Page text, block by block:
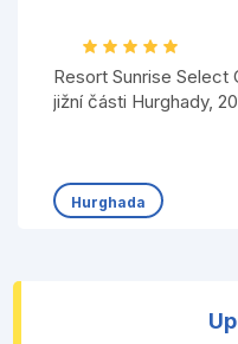
Resort Sunrise Select
jižní části Hurghady,
Hurghada